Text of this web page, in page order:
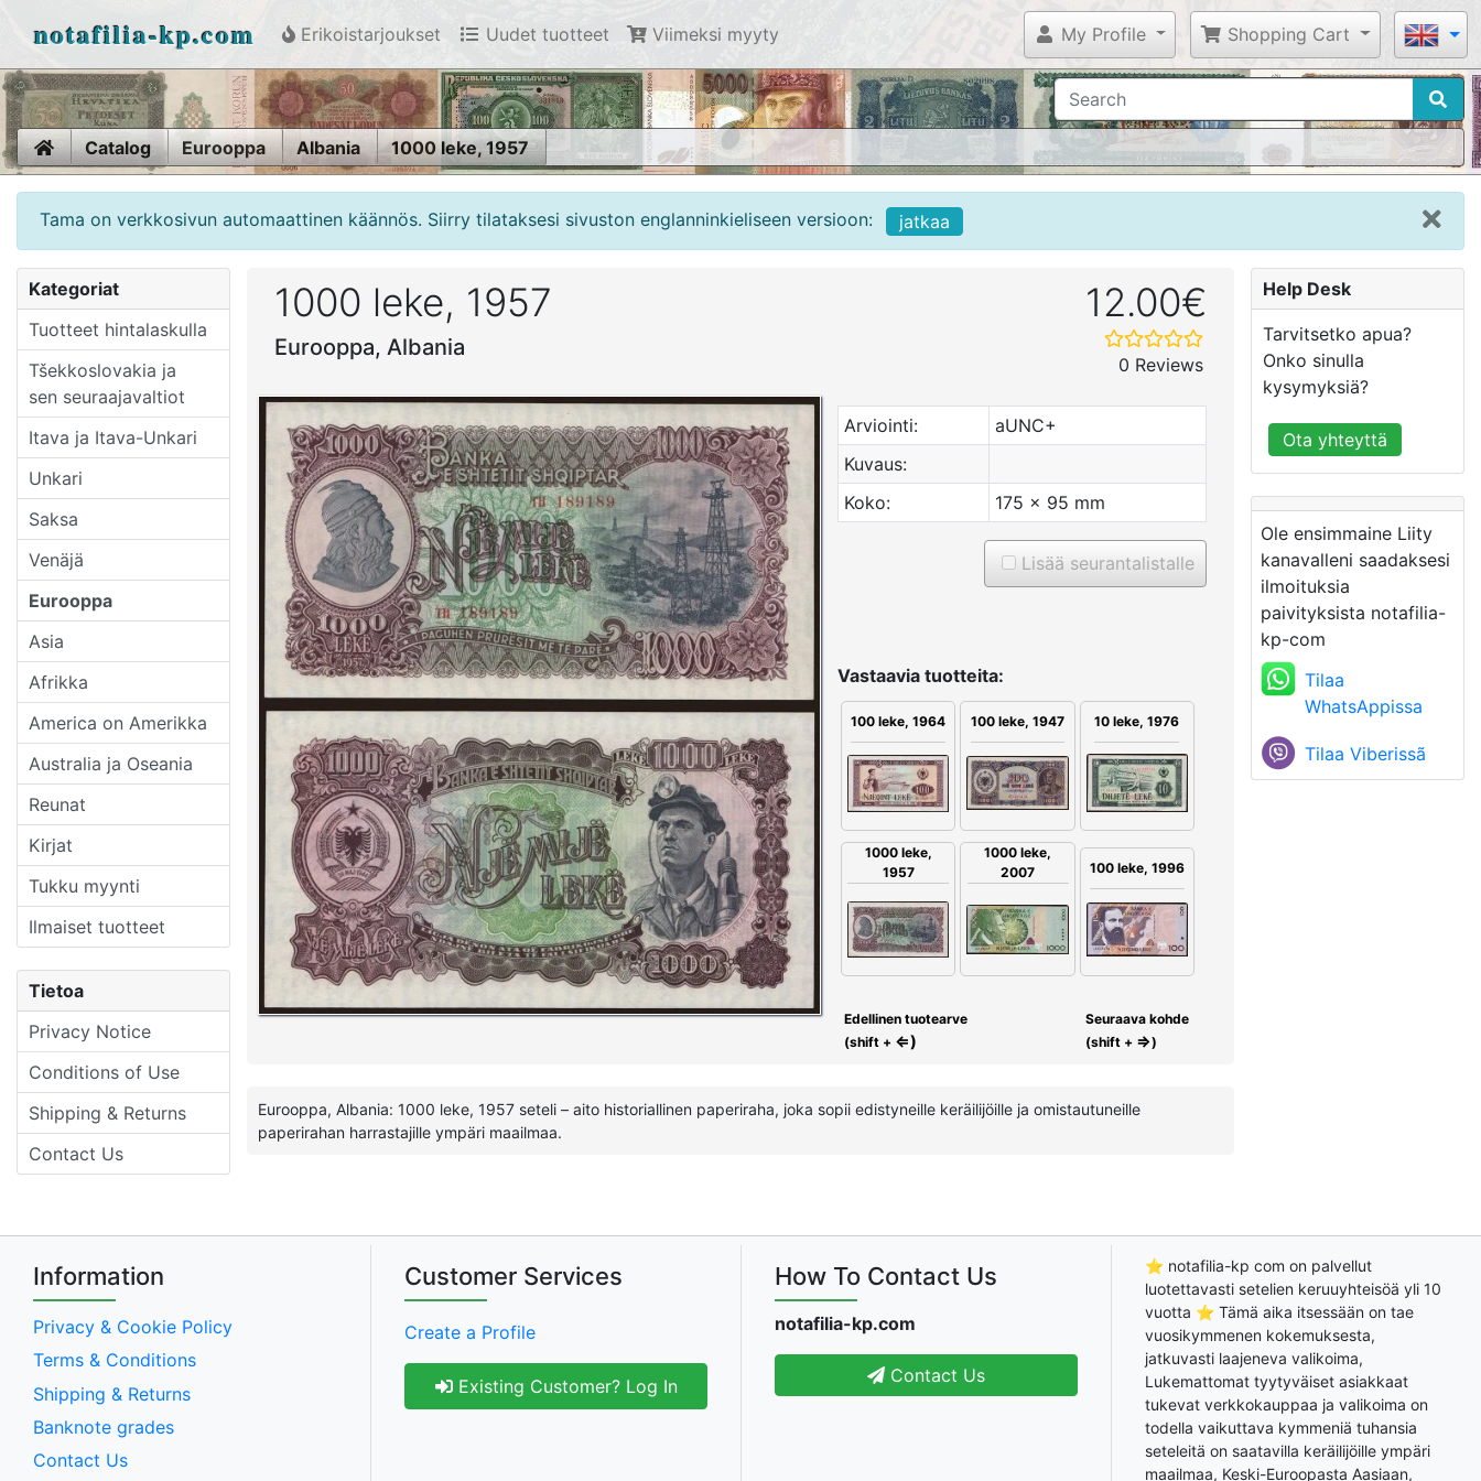
notafilia-kp.com Erikoistarjoukset Uudet tuotteet Viimeksi myyty My Profile Shopping Cart
HomeCatalog Eurooppa Albania 1000 leke, 1957
Tama on verkkosivun automaattinen käännös. Siirry tilataksesi sivuston englanninkieliseen versioon: jatkaa
Kategoriat
Tuotteet hintalaskulla
Tšekkoslovakia ja
sen seuraajavaltiot
Itava ja Itava-Unkari
Unkari
Saksa
Venäjä
Eurooppa
Asia
Afrikka
America on Amerikka
Australia ja Oseania
Reunat
Kirjat
Tukku myynti
Ilmaiset tuotteet
Tietoa
Privacy Notice
Conditions of Use
Shipping & Returns
Contact Us
1000 leke, 1957
Eurooppa, Albania
12.00€
0 Reviews
Arviointi:
aUNC+
Kuvaus:
Koko:
175 x 95 mm
Lisää seurantalistalle
Vastaavia tuotteita:
100 leke, 1964 100 leke, 1947 10 leke, 1976
1000 leke,
1957
1000 leke,
2007
100 leke, 1996
Edellinen tuotearve
(shift + ⇐)
Seuraava kohde
(shift + ⇒)
Eurooppa, Albania: 1000 leke, 1957 seteli – aito historiallinen paperiraha, joka sopii edistyneille keräilijöille ja omistautuneille
paperirahan harrastajille ympäri maailmaa.
Help Desk
Tarvitsetko apua?
Onko sinulla
kysymyksiä?
Ota yhteyttä
Ole ensimmaine Liity
kanavalleni saadaksesi
ilmoituksia
paivityksista notafilia-
kp-com
Tilaa
WhatsAppissa
Tilaa Viberissã
Information
Privacy & Cookie Policy
Terms & Conditions
Shipping & Returns
Banknote grades
Contact Us
Customer Services
Create a Profile
Existing Customer? Log In
How To Contact Us
notafilia-kp.com
Contact Us
⭐ notafilia-kp com on palvellut
luotettavasti setelien keruuyhteisöä yli 10
vuotta ⭐ Tämä aika itsessään on tae
vuosikymmenen kokemuksesta,
jatkuvasti laajeneva valikoima,
Lukemattomat tyytyväiset asiakkaat
tukevat verkkokauppaa ja valikoima on
todella vaikuttava kymmeniä tuhansia
seteleitä on saatavilla keräilijöille ympäri
maailmaa, Keski-Euroopasta Aasiaan,